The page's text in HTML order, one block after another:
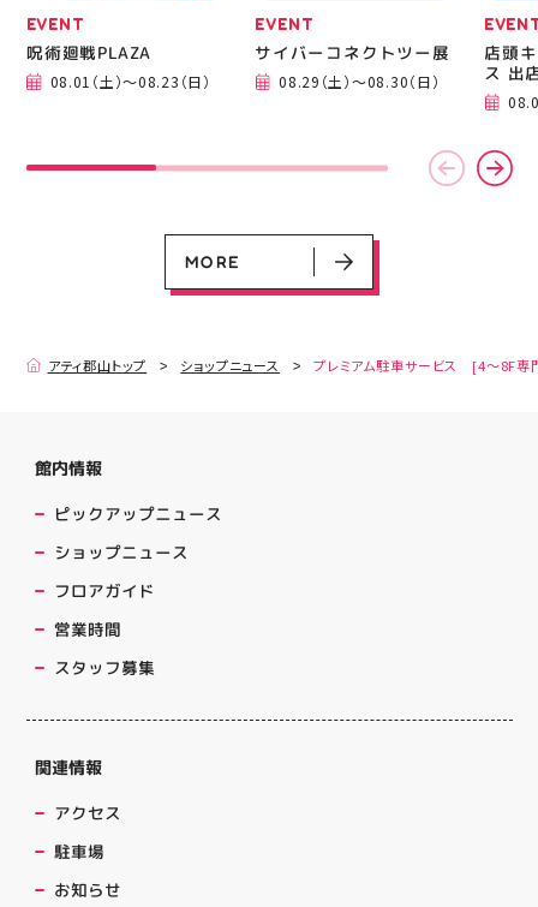
呪術廻戦PLAZA
サイバーコネクトツー展
店頭キッチンカースペース 出店カ
お祭りBBQビアガーデン 屋上で好
ヨドバシカメラ 平日限定1時間駐
プレミアム駐車サービス [4～8F
MORE
EVENT
呪術廻戦PLAZA
08.01（土）～08.23（日）
EVENT
サイバーコネクトツー展
08.29（土）～08.30（日）
店頭
ス 出
MORE
アティ郡山トップ ショップニュース プレミアム駐車サービス [4～8F専
館内情報
ピックアップニュース
ショップニュース
フロアガイド
営業時間
スタッフ募集
関連情報
アクセス
駐車場
お知らせ